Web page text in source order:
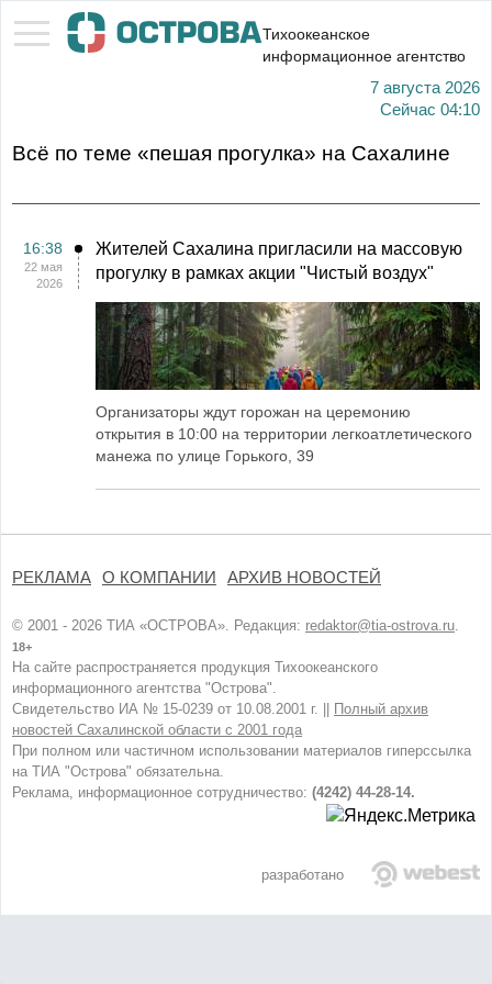
Тихоокеанское
информационное агентство
7 августа 2026
Сейчас 04:10
Всё по теме «пешая прогулка» на Сахалине
16:38
22 мая
2026
Жителей Сахалина пригласили на массовую
прогулку в рамках акции "Чистый воздух"
Организаторы ждут горожан на церемонию
открытия в 10:00 на территории легкоатлетического
манежа по улице Горького, 39
РЕКЛАМА О КОМПАНИИ АРХИВ НОВОСТЕЙ
© 2001 - 2026 ТИА «ОСТРОВА». Редакция: redaktor@tia-ostrova.ru.
18+
На сайте распространяется продукция Тихоокеанского
информационного агентства "Острова".
Свидетельство ИА № 15-0239 от 10.08.2001 г. ||
Полный архив
новостей Сахалинской области с 2001 года
При полном или частичном использовании материалов гиперссылка
на ТИА "Острова" обязательна.
Реклама, информационное сотрудничество: (4242) 44-28-14.
разработано